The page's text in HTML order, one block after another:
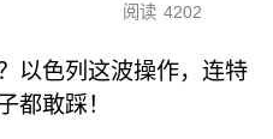
阅读 4202
以色列这波操作，连特
都敢踩！